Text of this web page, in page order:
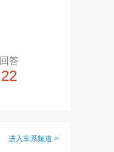
回答
22
进入车系频道 >